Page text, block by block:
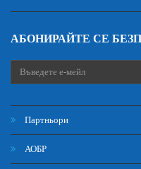
АБОНИРАЙТЕ СЕ
Партньори
АОБР